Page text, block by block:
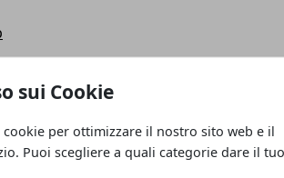
sui Cookie
per ottimizzare il nostro sito web e il
Puoi scegliere a quali categorie dare il